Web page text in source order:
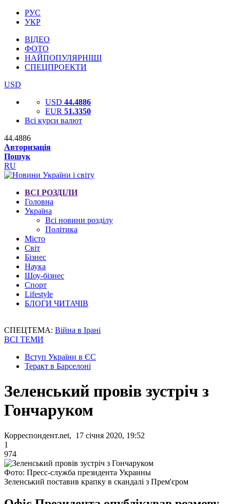
РУС
УКР
ВІДЕО
ФОТО
НАЙПОПУЛЯРНІШІ
СПЕЦПРОЕКТИ
USD
USD 44.4886
EUR 51.3350
Всі курси валют
44.4886
Авторизація
Пошук
RU
ВСІ РОЗДІЛИ
Головна
Україна
Всі новини розділу
Політика
Місто
Світ
Бізнес
Наука
Шоу-бізнес
Спорт
Lifestyle
БЛОГИ ЧИТАЧІВ
СПЕЦТЕМА: Війна в Ірані
ВСІ ТЕМИ
Вступ України в ЄС
Теракт в Барселоні
Зеленський провів зустріч з
Гончаруком
Корреспондент.net, 17 січня 2020, 19:52
1
974
Фото: Пресс-служба президента Украины
Зеленський поставив крапку в скандалі з Прем'єром